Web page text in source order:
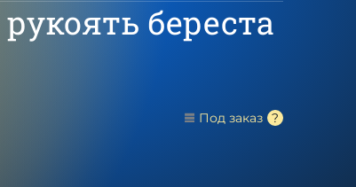
береста
Под заказ